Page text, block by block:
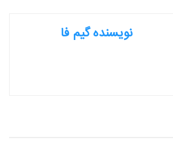
نویسنده گیم فا